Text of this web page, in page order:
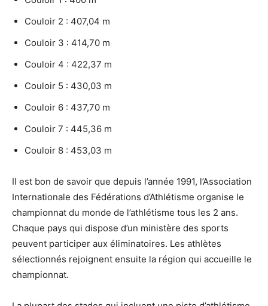
Couloir 2 : 407,04 m
Couloir 3 : 414,70 m
Couloir 4 : 422,37 m
Couloir 5 : 430,03 m
Couloir 6 : 437,70 m
Couloir 7 : 445,36 m
Couloir 8 : 453,03 m
Il est bon de savoir que depuis l’année 1991, l’Association
Internationale des Fédérations d’Athlétisme organise le
championnat du monde de l’athlétisme tous les 2 ans.
Chaque pays qui dispose d’un ministère des sports
peuvent participer aux éliminatoires. Les athlètes
sélectionnés rejoignent ensuite la région qui accueille le
championnat.